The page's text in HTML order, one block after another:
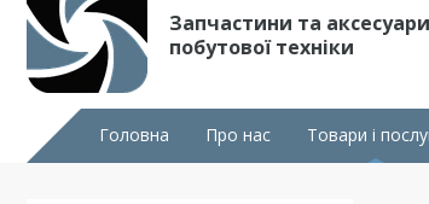
Запчастини та
побутової техніки
Головна Про нас Товари і